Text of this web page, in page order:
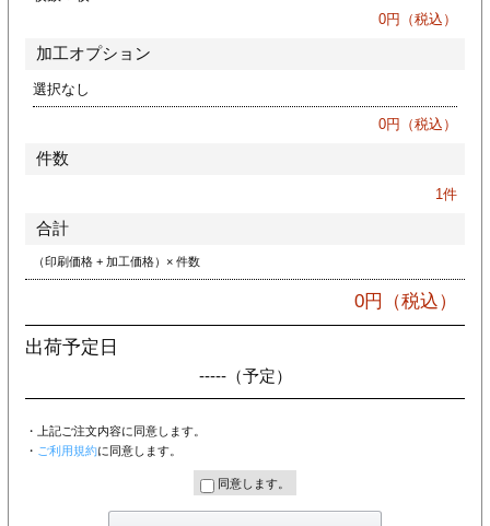
加工
印刷
ファイル印刷
リーブ
0円（税込）
加工オプション
選択なし
0円（税込）
件数
1件
合計
（印刷価格 + 加工価格）× 件数
0円（税込）
出荷予定日
-----（予定）
・上記ご注文内容に同意します。
・ ご利用規約に同意します。
同意します。